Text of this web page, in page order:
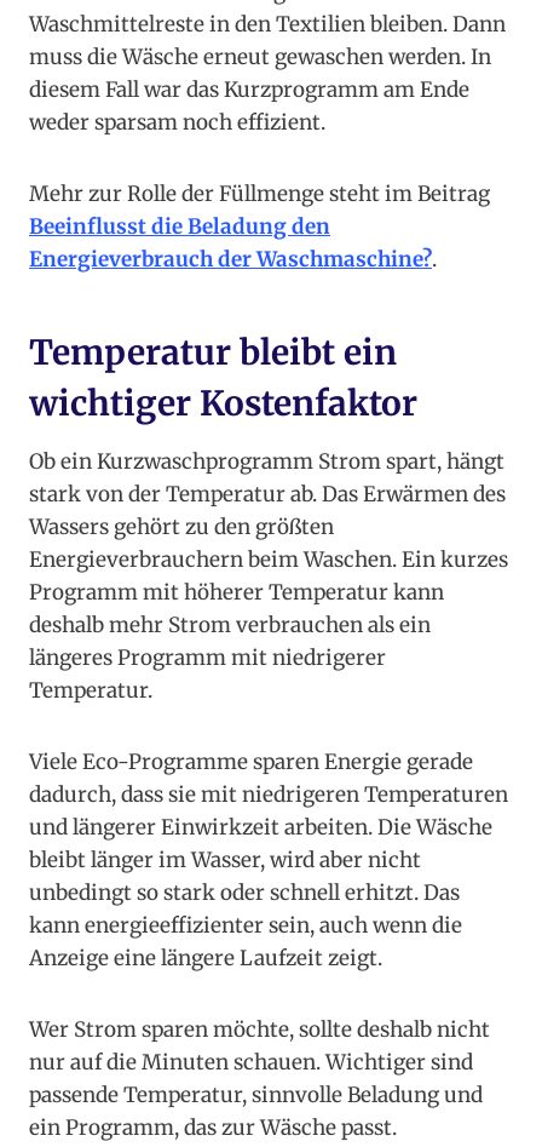
Waschmittelreste in den Textilien bleiben. Dann
muss die Wäsche erneut gewaschen werden. In
diesem Fall war das Kurzprogramm am Ende
weder sparsam noch effizient.
Mehr zur Rolle der Füllmenge steht im Beitrag
Beeinflusst die Beladung den
Energieverbrauch der Waschmaschine?.
Temperatur bleibt ein
wichtiger Kostenfaktor
Ob ein Kurzwaschprogramm Strom spart, hängt
stark von der Temperatur ab. Das Erwärmen des
Wassers gehört zu den größten
Energieverbrauchern beim Waschen. Ein kurzes
Programm mit höherer Temperatur kann
deshalb mehr Strom verbrauchen als ein
längeres Programm mit niedrigerer
Temperatur.
Viele Eco-Programme sparen Energie gerade
dadurch, dass sie mit niedrigeren Temperaturen
und längerer Einwirkzeit arbeiten. Die Wäsche
bleibt länger im Wasser, wird aber nicht
unbedingt so stark oder schnell erhitzt. Das
kann energieeffizienter sein, auch wenn die
Anzeige eine längere Laufzeit zeigt.
Wer Strom sparen möchte, sollte deshalb nicht
nur auf die Minuten schauen. Wichtiger sind
passende Temperatur, sinnvolle Beladung und
ein Programm, das zur Wäsche passt.